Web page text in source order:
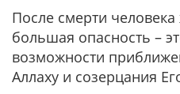
После смерти
большая опасность –
возможности
Аллаху и созерцания